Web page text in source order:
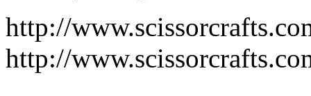
http://
http://